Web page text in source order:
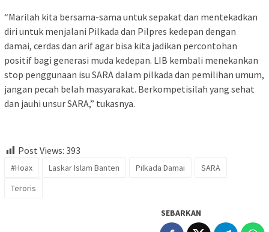
“Marilah kita bersama-sama untuk sepakat dan mentekadkan
diri untuk menjalani Pilkada dan Pilpres kedepan dengan
damai, cerdas dan arif agar bisa kita jadikan percontohan
positif bagi generasi muda kedepan. LIB kembali menekankan
stop penggunaan isu SARA dalam pilkada dan pemilihan umum,
jangan pecah belah masyarakat. Berkompetisilah yang sehat
dan jauhi unsur SARA,” tukasnya.
Post Views: 393
#Hoax Laskar Islam Banten Pilkada Damai
SARA
Teroris
SEBARKAN